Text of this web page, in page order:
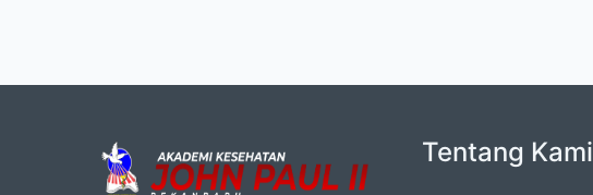
Tentang Kami